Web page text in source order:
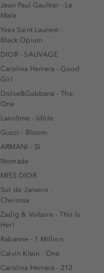
Jean Paul Gaultier - Le
Male
Yves Saint Laurent -
Black Opium
DIOR - SAUVAGE
Carolina Herrera - Good
Girl
Dolce&Gabbana - The
One
Lancôme - Idôle
Gucci - Bloom
ARMANI - Sì
Nomade
MISS DIOR
Sol de Janeiro -
Cheirosa
Zadig & Voltaire - This Is
Her!
Rabanne - 1 Million
Calvin Klein - One
Carolina Herrera - 212